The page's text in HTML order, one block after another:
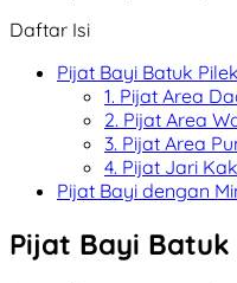
Daftar Isi
Pijat Bayi Batuk Pilek
1. Pijat Area
2. Pijat Area
3. Pijat Area
4. Pijat Jari
Pijat Bayi dengan
Pijat Bayi Batuk